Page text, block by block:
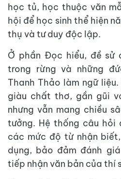
học tủ, học thuộc văn
hội để học sinh thể hiện
thụ và tư duy độc lập.
Ở phần Đọc hiểu, đề sử
trong rừng và những
Thanh Thảo làm ngữ
giàu chất thơ, gần gũi
nhưng vẫn mang chiều
tưởng. Hệ thống câu hỏi
các mức độ từ nhận
dụng, bảo đảm đánh
tiếp nhận văn bản của thí